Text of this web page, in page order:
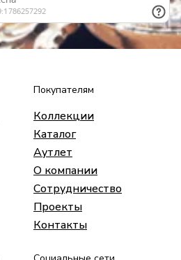
Покупателям
Коллекции
Каталог
Аутлет
О компании
Сотрудничество
Проекты
Контакты